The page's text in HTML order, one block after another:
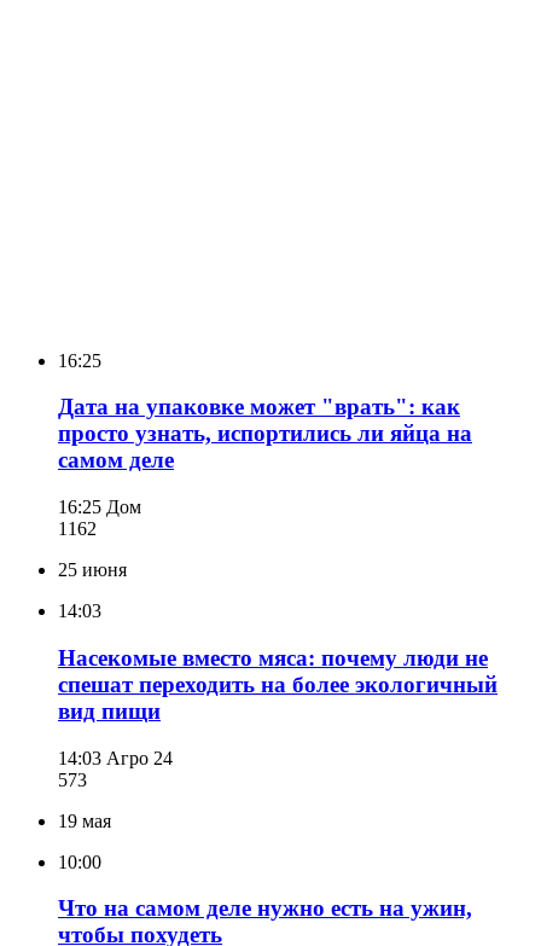
16:25
Дата на упаковке может "врать": как
просто узнать, испортились ли яйца на
самом деле
16:25 Дом
1162
25 июня
14:03
Насекомые вместо мяса: почему люди не
спешат переходить на более экологичный
вид пищи
14:03 Агро 24
573
19 мая
10:00
Что на самом деле нужно есть на ужин,
чтобы похудеть